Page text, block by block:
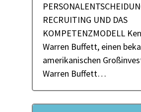
RECRUITING UND DAS
KOMPETENZMODELL
Warren Buffett, einen
amerikanischen
Warren Buffett…